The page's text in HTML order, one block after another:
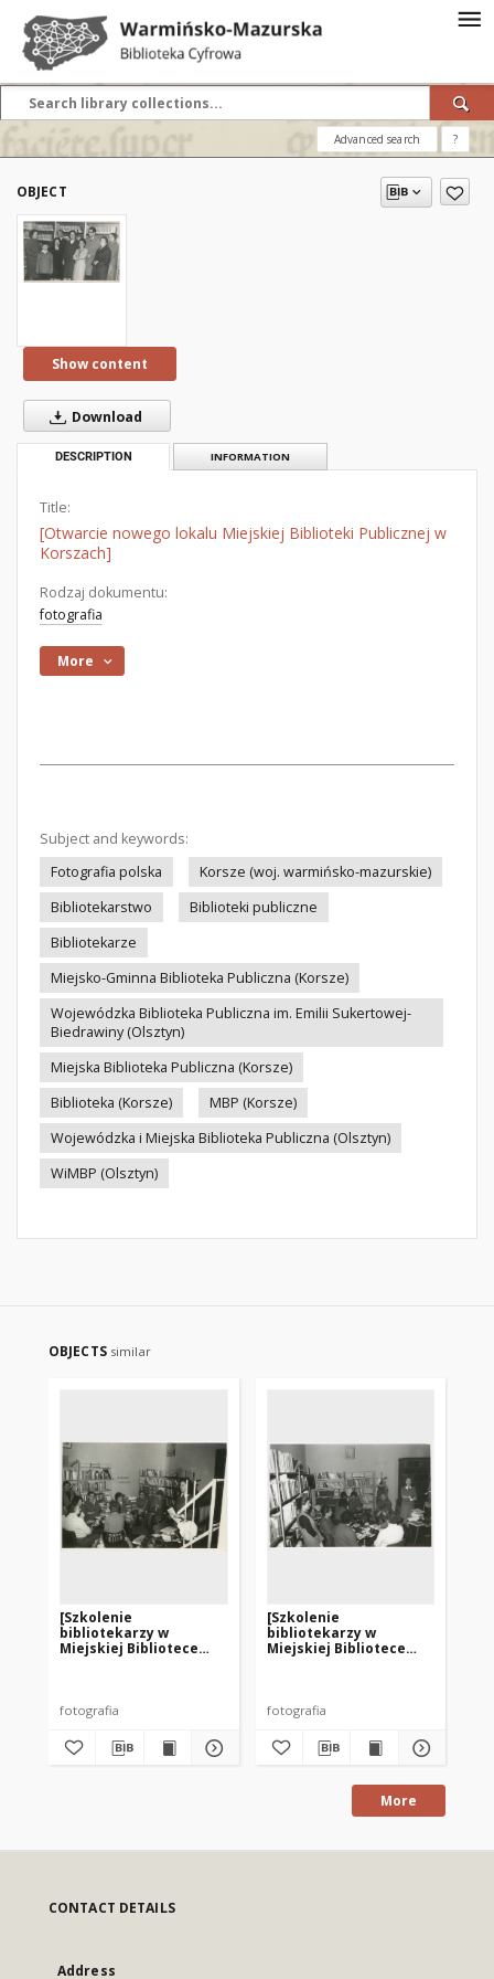
Advanced search ?
OBJECT
Show content
Download
DESCRIPTION INFORMATION
Title:
[Otwarcie nowego lokalu Miejskiej Biblioteki Publicznej w
Korszach]
Rodzaj dokumentu:
fotografia
More
Subject and keywords:
Fotografia polska
Korsze (woj. warmińsko-mazurskie)
Bibliotekarstwo
Biblioteki publiczne
Bibliotekarze
Miejsko-Gminna Biblioteka Publiczna (Korsze)
Wojewódzka Biblioteka Publiczna im. Emilii Sukertowej-
Biedrawiny (Olsztyn)
Miejska Biblioteka Publiczna (Korsze)
Biblioteka (Korsze)
MBP (Korsze)
Wojewódzka i Miejska Biblioteka Publiczna (Olsztyn)
WiMBP (Olsztyn)
OBJECTS similar
[Szkolenie
bibliotekarzy w
Miejskiej Bibliotece
fotografia
[Szkolenie
bibliotekarzy w
Miejskiej Bibliotece
fotografia
More
CONTACT DETAILS
Address